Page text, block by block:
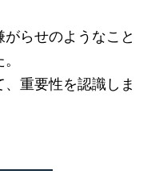
らせのようなこと
重要性を認識しま